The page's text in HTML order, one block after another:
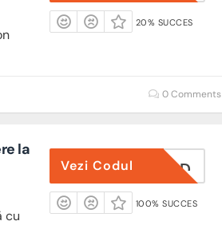
20% SUCCES
0 Comments
la
cu
ESAR COD
Vezi Codul
100% SUCCES